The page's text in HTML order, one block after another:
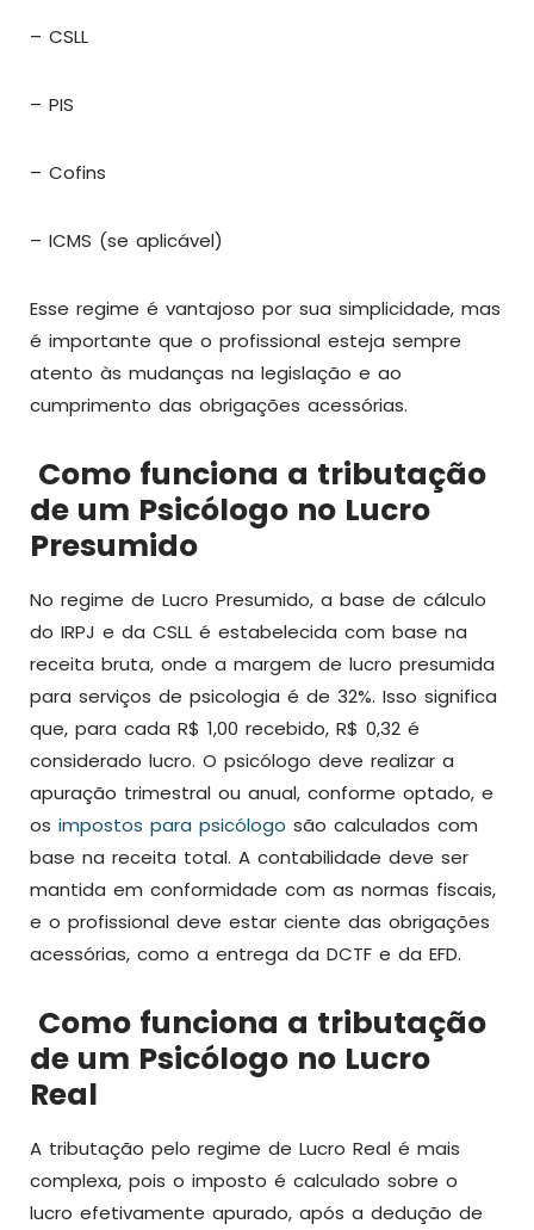
– CSLL
– PIS
– Cofins
– ICMS (se aplicável)
Esse regime é vantajoso por sua simplicidade, mas
é importante que o profissional esteja sempre
atento às mudanças na legislação e ao
cumprimento das obrigações acessórias.
Como funciona a tributação
de um Psicólogo no Lucro
Presumido
No regime de Lucro Presumido, a base de cálculo
do IRPJ e da CSLL é estabelecida com base na
receita bruta, onde a margem de lucro presumida
para serviços de psicologia é de 32%. Isso significa
que, para cada R$ 1,00 recebido, R$ 0,32 é
considerado lucro. O psicólogo deve realizar a
apuração trimestral ou anual, conforme optado, e
os impostos para psicólogo são calculados com
base na receita total. A contabilidade deve ser
mantida em conformidade com as normas fiscais,
e o profissional deve estar ciente das obrigações
acessórias, como a entrega da DCTF e da EFD.
Como funciona a tributação
de um Psicólogo no Lucro
Real
A tributação pelo regime de Lucro Real é mais
complexa, pois o imposto é calculado sobre o
lucro efetivamente apurado, após a dedução de